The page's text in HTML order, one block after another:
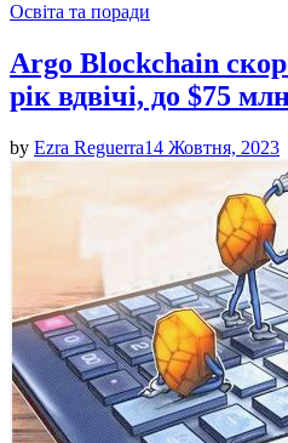
Posted
Освіта та поради
Argo Blockchain
рік вдвічі, до $75
by Ezra Reguerra14 Жовтня, 2023